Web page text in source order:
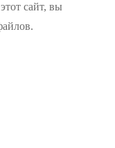
сайт, вы